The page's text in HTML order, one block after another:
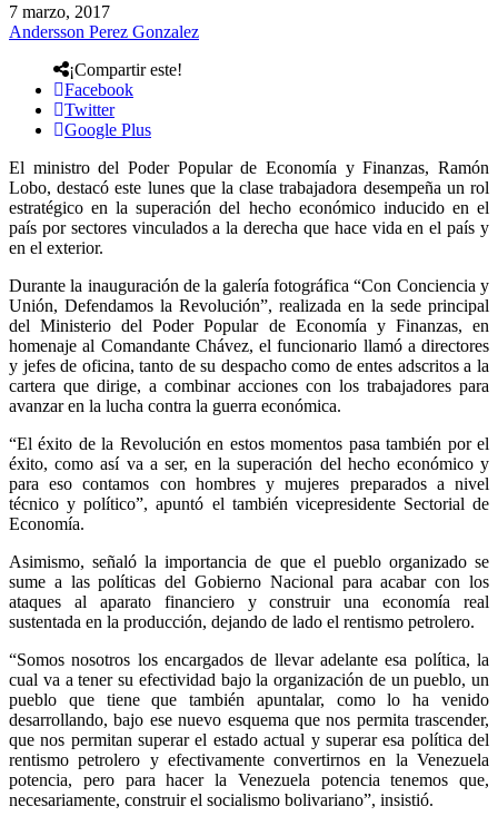
7 marzo, 2017
Andersson Perez Gonzalez
¡Compartir este!
Facebook
Twitter
Google Plus
El ministro del Poder Popular de Economía y Finanzas, Ramón
Lobo, destacó este lunes que la clase trabajadora desempeña un rol
estratégico en la superación del hecho económico inducido en el
país por sectores vinculados a la derecha que hace vida en el país y
en el exterior.
Durante la inauguración de la galería fotográfica “Con Conciencia y
Unión, Defendamos la Revolución”, realizada en la sede principal
del Ministerio del Poder Popular de Economía y Finanzas, en
homenaje al Comandante Chávez, el funcionario llamó a directores
y jefes de oficina, tanto de su despacho como de entes adscritos a la
cartera que dirige, a combinar acciones con los trabajadores para
avanzar en la lucha contra la guerra económica.
“El éxito de la Revolución en estos momentos pasa también por el
éxito, como así va a ser, en la superación del hecho económico y
para eso contamos con hombres y mujeres preparados a nivel
técnico y político”, apuntó el también vicepresidente Sectorial de
Economía.
Asimismo, señaló la importancia de que el pueblo organizado se
sume a las políticas del Gobierno Nacional para acabar con los
ataques al aparato financiero y construir una economía real
sustentada en la producción, dejando de lado el rentismo petrolero.
“Somos nosotros los encargados de llevar adelante esa política, la
cual va a tener su efectividad bajo la organización de un pueblo, un
pueblo que tiene que también apuntalar, como lo ha venido
desarrollando, bajo ese nuevo esquema que nos permita trascender,
que nos permitan superar el estado actual y superar esa política del
rentismo petrolero y efectivamente convertirnos en la Venezuela
potencia, pero para hacer la Venezuela potencia tenemos que,
necesariamente, construir el socialismo bolivariano”, insistió.